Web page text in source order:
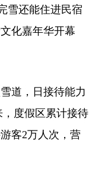
雪还能住进民宿
化嘉年华开幕
道，日接待能力
，度假区累计接待
客2万人次，营